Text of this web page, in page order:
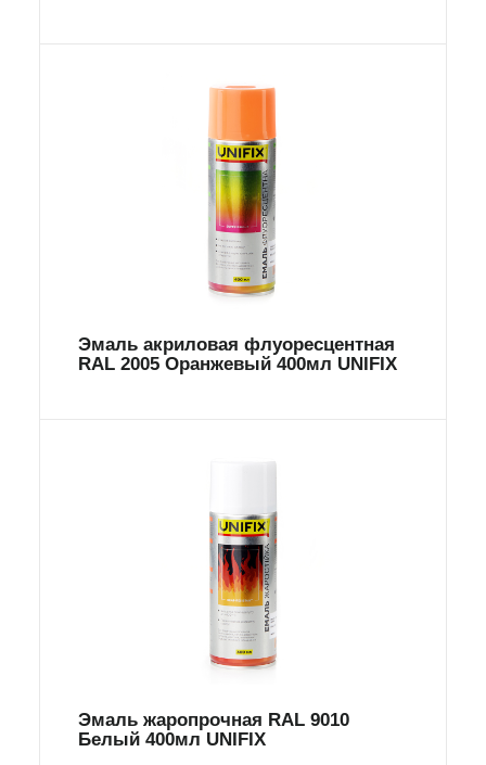
Эмаль акриловая флуоресцентная
RAL 2005 Оранжевый 400мл UNIFIX
Эмаль жаропрочная RAL 9010
Белый 400мл UNIFIX